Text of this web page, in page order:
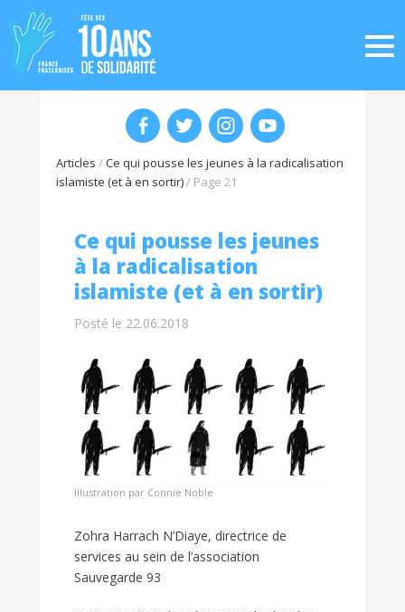
Articles /Ce qui pousse les jeunes à la radicalisation
islamiste (et à en sortir)/ Page 21
Ce qui pousse les jeunes
à la radicalisation
islamiste (et à en sortir)
Posté le 22.06.2018
Illustration par Connie Noble
Zohra Harrach N’Diaye, directrice de
services au sein de l’association
Sauvegarde 93